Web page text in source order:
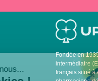
Fondée en
intermédiaire
français situé à